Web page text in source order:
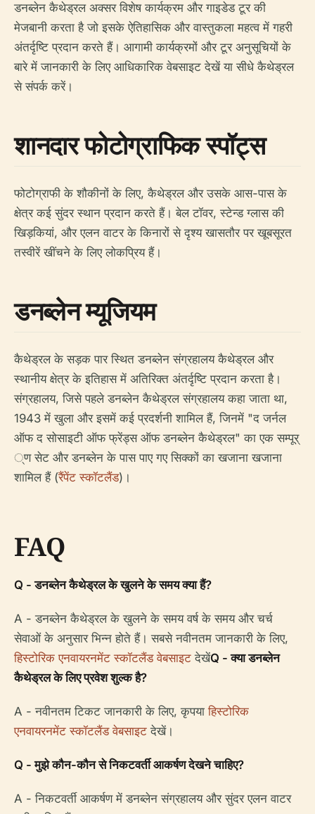
डनब्लेन कैथेड्रल अक्सर विशेष कार्यक्रम और गाइडेड टूर की
मेजबानी करता है जो इसके ऐतिहासिक और वास्तुकला महत्व में गहरी
अंतर्दृष्टि प्रदान करते हैं। आगामी कार्यक्रमों और टूर अनुसूचियों के
बारे में जानकारी के लिए आधिकारिक वेबसाइट देखें या सीधे कैथेड्रल
से संपर्क करें।
शानदार फोटोग्राफिक स्पॉट्स
फोटोग्राफी के शौकीनों के लिए, कैथेड्रल और उसके आस-पास के
क्षेत्र कई सुंदर स्थान प्रदान करते हैं। बेल टॉवर, स्टेन्ड ग्लास की
खिड़कियां, और एलन वाटर के किनारों से दृश्य खासतौर पर खूबसूरत
तस्वीरें खींचने के लिए लोकप्रिय हैं।
डनब्लेन म्यूजियम
कैथेड्रल के सड़क पार स्थित डनब्लेन संग्रहालय कैथेड्रल और
स्थानीय क्षेत्र के इतिहास में अतिरिक्त अंतर्दृष्टि प्रदान करता है।
संग्रहालय, जिसे पहले डनब्लेन कैथेड्रल संग्रहालय कहा जाता था,
1943 में खुला और इसमें कई प्रदर्शनी शामिल हैं, जिनमें "द जर्नल
ऑफ द सोसाइटी ऑफ फ्रेंड्स ऑफ डनब्लेन कैथेड्रल" का एक सम्पूर्
्ण सेट और डनब्लेन के पास पाए गए सिक्कों का खजाना खजाना
शामिल हैं (रैंपेंट स्कॉटलैंड)।
FAQ
Q - डनब्लेन कैथेड्रल के खुलने के समय क्या हैं?
A - डनब्लेन कैथेड्रल के खुलने के समय वर्ष के समय और चर्च
सेवाओं के अनुसार भिन्न होते हैं। सबसे नवीनतम जानकारी के लिए,
हिस्टोरिक एनवायरनमेंट स्कॉटलैंड वेबसाइट देखेंQ - क्या डनब्लेन
कैथेड्रल के लिए प्रवेश शुल्क है?
A - नवीनतम टिकट जानकारी के लिए, कृपयाहिस्टोरिक
एनवायरनमेंट स्कॉटलैंड वेबसाइट देखें।
Q - मुझे कौन-कौन से निकटवर्ती आकर्षण देखने चाहिए?
A - निकटवर्ती आकर्षण में डनब्लेन संग्रहालय और सुंदर एलन वाटर